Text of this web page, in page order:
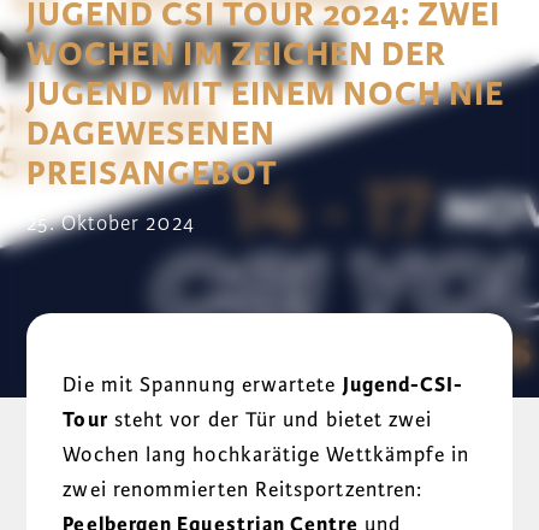
JUGEND CSI TOUR 2024: ZWEI
WOCHEN IM ZEICHEN DER
JUGEND MIT EINEM NOCH NIE
DAGEWESENEN
PREISANGEBOT
25. Oktober 2024
Die mit Spannung erwartete Jugend-CSI-
Toursteht vor der Tür und bietet zwei
Wochen lang hochkarätige Wettkämpfe in
zwei renommierten Reitsportzentren:
Peelbergen Equestrian Centre und